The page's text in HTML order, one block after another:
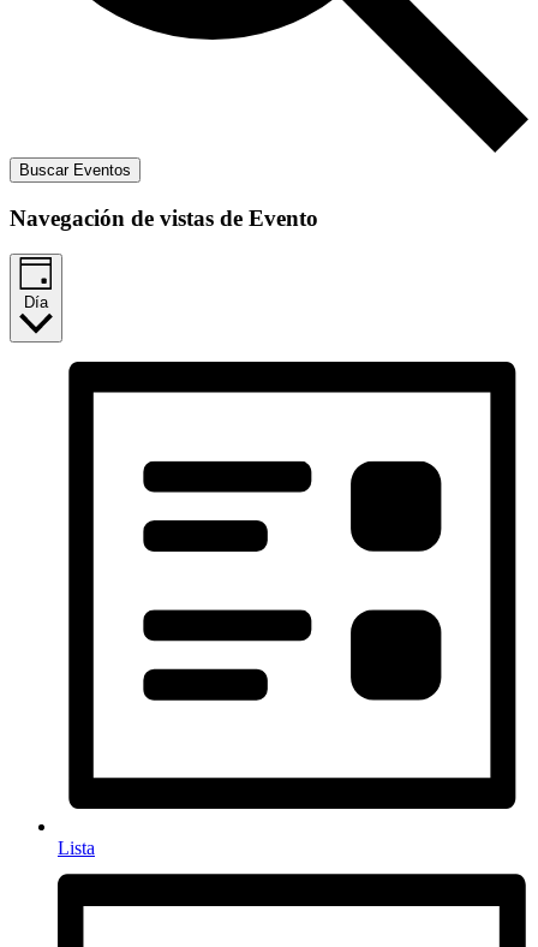
Buscar Eventos
Navegación de vistas de Evento
Día
Lista